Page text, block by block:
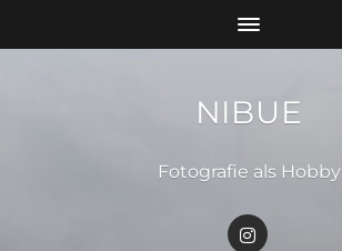
NIBUE
Fotografie als Hobby